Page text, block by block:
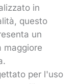
in
questo
un
maggiore
per l'uso